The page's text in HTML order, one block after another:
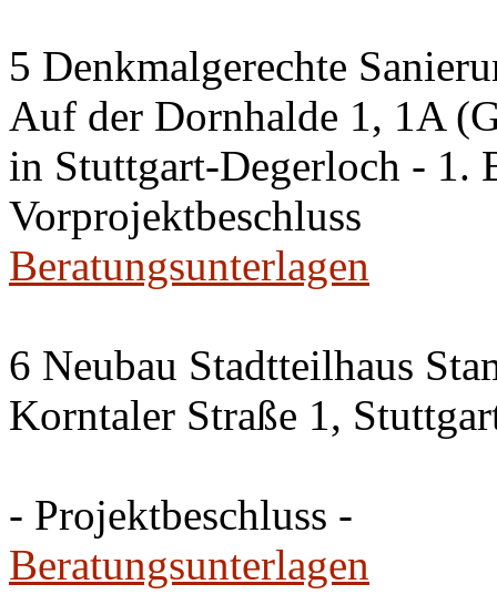
5 Denkmalgerechte
Auf der Dornhalde 1, 1A
in Stuttgart-Degerloch - 1.
Vorprojektbeschluss
Beratungsunterlagen
6 Neubau Stadtteilhaus
Korntaler Straße 1,
- Projektbeschluss -
Beratungsunterlagen